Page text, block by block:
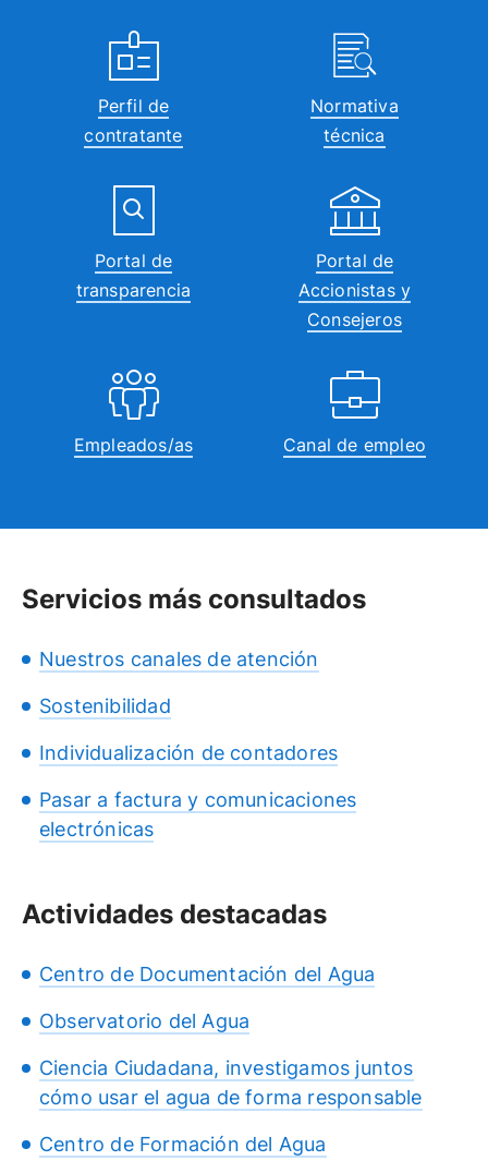
Perfil de
contratante
Normativa
técnica
Portal de
transparencia
Portal de
Accionistas y
Consejeros
Empleados/as Canal de empleo
Servicios más consultados
Nuestros canales de atención
Sostenibilidad
Individualización de contadores
Pasar a factura y comunicaciones
electrónicas
Actividades destacadas
Centro de Documentación del Agua
Observatorio del Agua
Ciencia Ciudadana, investigamos juntos
cómo usar el agua de forma responsable
Centro de Formación del Agua